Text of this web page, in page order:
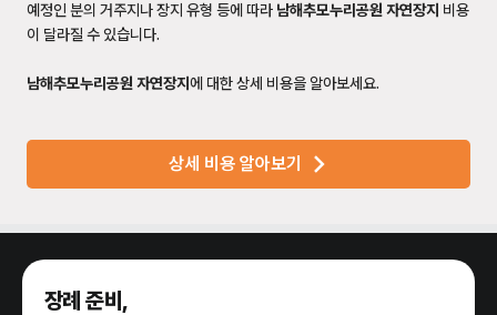
예정인 분의 거주지나 장지 유형 등에 따라 남해추모누리공원 자연장지 비용
이 달라질 수 있습니다.
남해추모누리공원 자연장지에 대한 상세 비용을 알아보세요.
상세 비용 알아보기
장례 준비,